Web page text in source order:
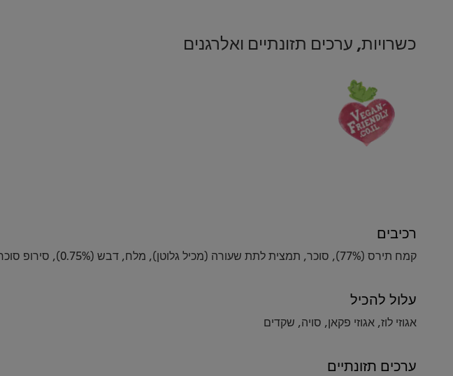
כשרויות, ערכים תזונתיים ואלרגנים
רכיבים
קמח תירס (77%), סוכר, תמצית לתת שעורה (מכיל גלוטן), מלח, דבש (0.75%), סירופ סוכר שרוף, מתחלב (E471), חומרי טעם וריח, תערובת ויטמינים, ברזל
עלול להכיל
אגוזי לוז, אגוזי פקאן, סויה, שקדים
ערכים תזונתיים